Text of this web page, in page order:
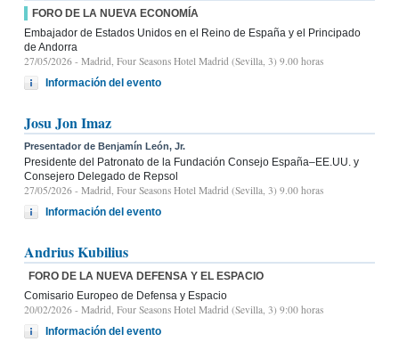
FORO DE LA NUEVA ECONOMÍA
Embajador de Estados Unidos en el Reino de España y el Principado
de Andorra
27/05/2026 - Madrid, Four Seasons Hotel Madrid (Sevilla, 3) 9.00 horas
Información del evento
Josu Jon Imaz
Presentador de Benjamín León, Jr.
Presidente del Patronato de la Fundación Consejo España–EE.UU. y
Consejero Delegado de Repsol
27/05/2026 - Madrid, Four Seasons Hotel Madrid (Sevilla, 3) 9.00 horas
Información del evento
Andrius Kubilius
FORO DE LA NUEVA DEFENSA Y EL ESPACIO
Comisario Europeo de Defensa y Espacio
20/02/2026 - Madrid, Four Seasons Hotel Madrid (Sevilla, 3) 9:00 horas
Información del evento